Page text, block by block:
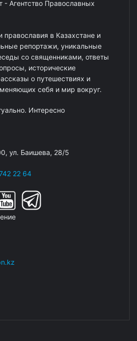
- Агентство Православных
православия в Казахстане и
репортажи, уникальные
со священниками, ответы
исторические
о путешествиях и
себя и мир вокруг.
Интересно
ул. Баишева, 28/5
22 64